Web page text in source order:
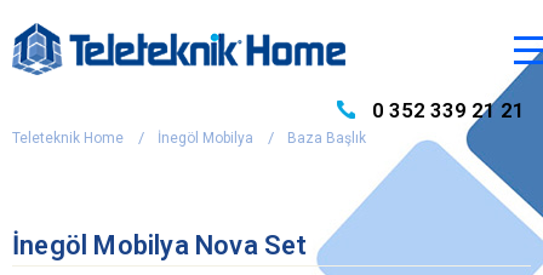
0 352 339 21 21
Teleteknik Home İnegöl Mobilya Baza Başlık
İnegöl Mobilya Nova Set